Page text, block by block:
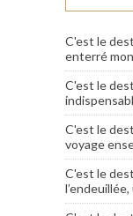
C'est le
enterré
C'est le
C'est le
voyage
C'est le